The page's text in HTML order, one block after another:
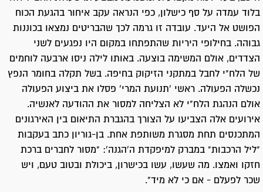
בלוד עמדה על סף כישלון, כפי הנראה עקב איחור בהגעת הכוח
הפושט אל היעד. עובדה זו גרמה לכך שהבריטים נמצאו בכוננות
גבוהה. בחילופי היריות שהתפתחו במקום היו נפגעים לשני
הצדדים, אולם המשימה בוצעה. באותו לילה ניסו ארבעה לוחמים
של הלח"י לחבל במתקני הזיקוק בחיפה. בשל תקלה בחומר הנפץ
נכשלה הפעולה. ראשי 'תנועת המרי' פסלו את ביצוע הפעולה
אולם הנהגת הלח"י לא הצליחה למסור את ההודעה לאנשיה.
אירועים אלה הצביעו על הצורך בהגברת התיאום בין האירגונים
המתכנסים תחת מסגרת משותפת אחת. בן-גוריון כתב בעקבות
"ליל הרכבות" במברק למיפקדת ה'הגנה': "מסור לחברים ברכת
חזקו ואמצו. מה שעשו, עשו בכישרון, ביכולת ובטוב טעם, ויש
שכר לפעלם - אם כי לא מיד".